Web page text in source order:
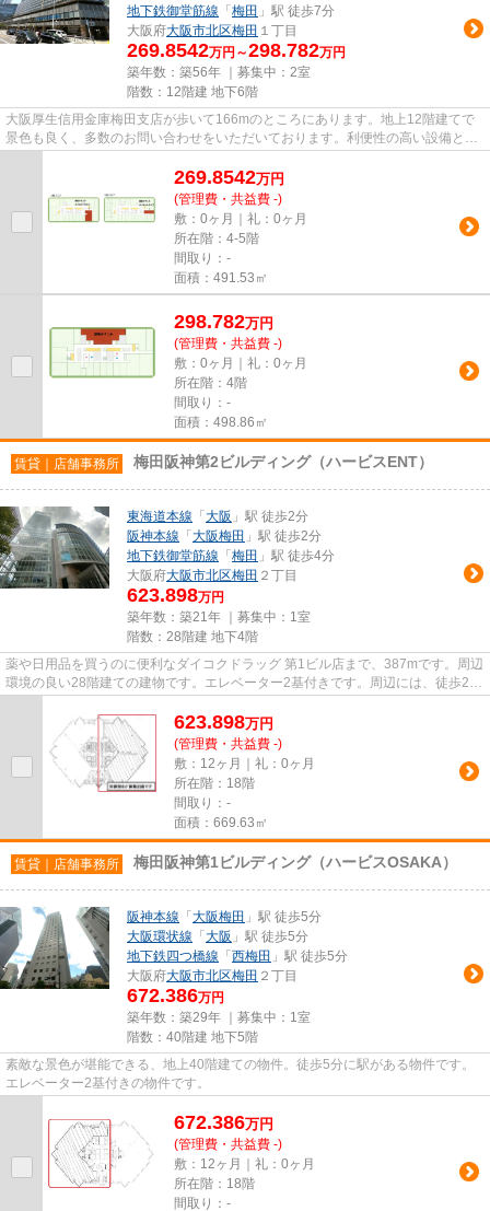
地下鉄御堂筋線 「 梅田 」駅 徒歩7分
大阪府大阪市北区梅田 １丁目
269.8542万円～298.782万円
築年数：築56年 ｜募集中： 2室
階数：12階建 地下6階
大阪厚生信用金庫梅田支店が歩いて166mのところにあります。地上12階建てで
景色も良く、多数のお問い合わせをいただいております。利便性の高い設備とし
269.8542万円
(管理費・共益費 -)
敷：0ヶ月｜礼：0ヶ月
所在階：4-5階
間取り：-
面積：491.53㎡
298.782万円
(管理費・共益費 -)
敷：0ヶ月｜礼：0ヶ月
所在階：4階
間取り：-
面積：498.86㎡
賃貸｜店舗事務所 梅田阪神第2ビルディング（ハービスENT）
東海道本線 「 大阪 」駅 徒歩2分
阪神本線 「 大阪梅田 」駅 徒歩2分
地下鉄御堂筋線 「 梅田 」駅 徒歩4分
大阪府大阪市北区梅田 ２丁目
623.898万円
築年数：築21年 ｜募集中： 1室
階数：28階建 地下4階
薬や日用品を買うのに便利なダイコクドラッグ 第1ビル店まで、387mです。周辺
環境の良い28階建ての建物です。エレベーター2基付きです。周辺には、徒歩2分
623.898万円
(管理費・共益費 -)
敷：12ヶ月｜礼：0ヶ月
所在階：18階
間取り：-
面積：669.63㎡
賃貸｜店舗事務所 梅田阪神第1ビルディング（ハービスOSAKA）
阪神本線 「 大阪梅田 」駅 徒歩5分
大阪環状線 「 大阪 」駅 徒歩5分
地下鉄四つ橋線 「 西梅田 」駅 徒歩5分
大阪府大阪市北区梅田 ２丁目
672.386万円
築年数：築29年 ｜募集中： 1室
階数：40階建 地下5階
素敵な景色が堪能できる、地上40階建ての物件。徒歩5分に駅がある物件です。
エレベーター2基付きの物件です。
672.386万円
(管理費・共益費 -)
敷：12ヶ月｜礼：0ヶ月
所在階：18階
間取り：-